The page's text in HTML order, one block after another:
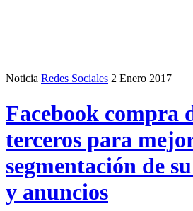
Noticia Redes Sociales 2 Enero 2017
Facebook compra
terceros para
segmentación de
y anuncios